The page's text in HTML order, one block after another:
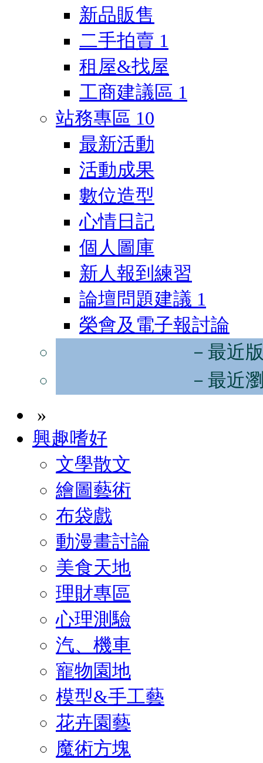
新品販售
二手拍賣 1
租屋&找屋
工商建議區 1
站務專區 10
最新活動
活動成果
數位造型
心情日記
個人圖庫
新人報到練習
論壇問題建議 1
榮會及電子報討論
－最近
－最近
»
興趣嗜好
文學散文
繪圖藝術
布袋戲
動漫畫討論
美食天地
理財專區
心理測驗
汽、機車
寵物園地
模型&手工藝
花卉園藝
魔術方塊